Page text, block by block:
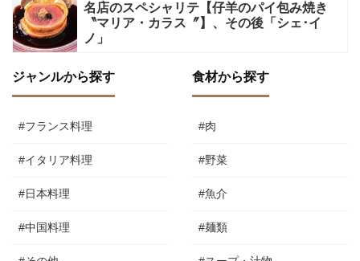
名店のスペシャリテ【仔羊のパイ包み焼き
〝マリア・カラス〞】、その後「シェ･イ
ノ」
ジャンルから探す
#フランス料理
#イタリア料理
#日本料理
#中国料理
食材から探す
#肉
#野菜
#魚介
#麺類